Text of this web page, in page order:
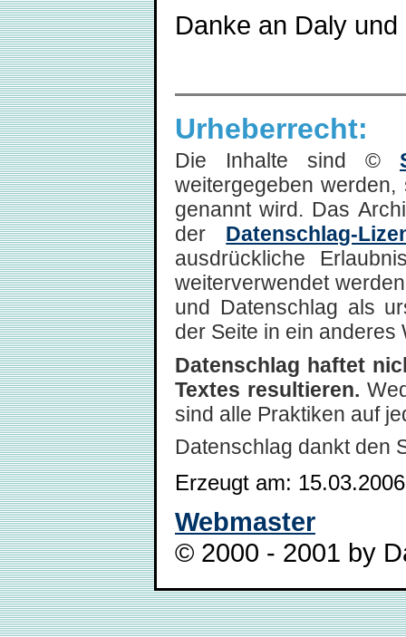
Danke an Daly und
Urheberrecht:
Die Inhalte sind ©
weitergegeben
genannt wird. Das
der Datenschlag-
ausdrückliche
weiterverwendet
und Datenschlag als
der Seite in ein
Datenschlag haftet
Textes resultieren.
sind alle Praktiken auf
Datenschlag dankt den
Erzeugt am: 15.03.2006
Webmaster
© 2000 - 2001 by